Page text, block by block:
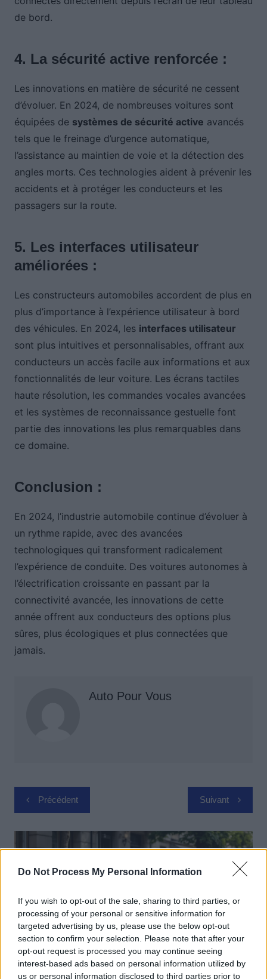
Do Not Process My Personal Information
If you wish to opt-out of the sale, sharing to third parties, or
processing of your personal or sensitive information for
targeted advertising by us, please use the below opt-out
section to confirm your selection. Please note that after your
opt-out request is processed you may continue seeing
interest-based ads based on personal information utilized by
us or personal information disclosed to third parties prior to
de bord.
4. La sécurité active renforcée :
Les innovations en matière de sécurité ne cessent
d’évoluer. En 2024, de nombreuses voitures sont
équipées de systèmes de sécurité active avancés
tels que le freinage d’urgence automatique,
l’assistance au maintien de voie et la détection des
angles morts. Ces technologies aident à prévenir les
accidents et à protéger les conducteurs et les
passagers sur la route.
5. Les interfaces utilisateur
améliorées :
Les constructeurs automobiles accordent de plus en
plus d’importance à l’expérience utilisateur à bord
des véhicules. En 2024, les interfaces utilisateur
sont plus intuitives et personnalisables, offrant aux
conducteurs un accès facile aux informations et aux
fonctionnalités de leur voiture. Les écrans tactiles
haute résolution, les commandes vocales avancées
et les systèmes de reconnaissance gestuelle font
partie des innovations les plus remarquables dans
ce domaine.
Conclusion :
En 2024, l’industrie automobile continue d’évoluer à
un rythme rapide, avec des avancées
technologiques qui transforment radicalement
l’expérience de conduite. Des voitures autonomes à
l’électrification croissante en passant par la
connectivité avancée, les innovations de cette
année offrent aux conducteurs des options plus
sûres, plus écologiques et plus connectées que
jamais.
Auto Pour Vous
Navigation
de
l’article
Précédent Suivant